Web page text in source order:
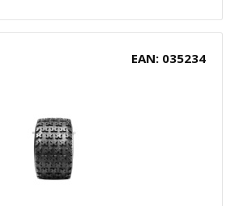
EAN: 035234